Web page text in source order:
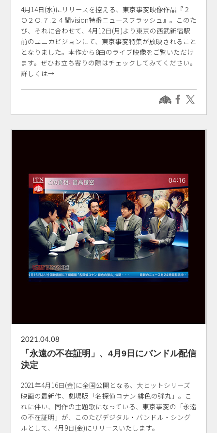
4月14日(水)にリリースを控える、東京事変映像作品『２
Ｏ２Ｏ.７.２４閏vision特番ニュースフラッシュ』。このた
び、それに合わせて、4月12日(月)より東京の西武新宿駅
前のユニカビジョンにて、東京事変特集が放映されること
となりました。本作から8曲のライブ映像をご覧いただけ
ます。ぜひお立ち寄りの際はチェックしてみてください。
詳しくは→
2021.04.08
「永遠の不在証明」、4月9日にバンドル配信
決定
2021年4月16日(金)に全国公開となる、大ヒットシリーズ
映画の最新作、劇場版「名探偵コナン 緋色の弾丸」。こ
れに伴い、同作の主題歌になっている、東京事変の「永遠
の不在証明」が、このたびデジタル・バンドル・シング
ルとして、4月9日(金)にリリースいたします。